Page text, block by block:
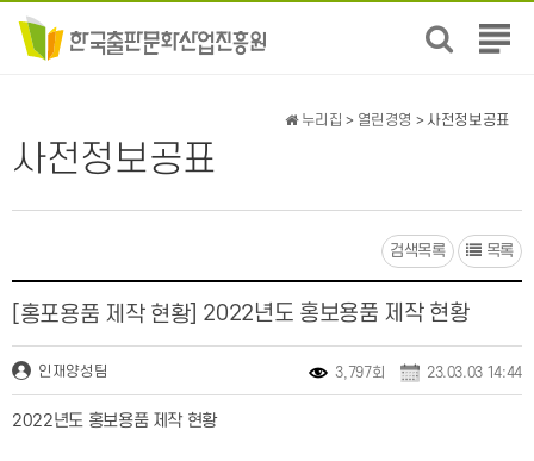
전
뉴
사전정보공표
누리집 > 열린경영 > 사전정보공표
검색목록 목록
[홍포용품 제작 현황] 2022년도 홍보용품 제작 현황
인재양성팀 3,797회 23.03.03 14:44
2022년도 홍보용품 제작 현황